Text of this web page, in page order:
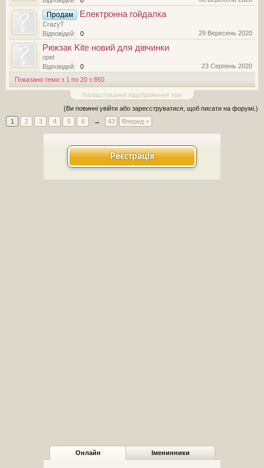
Продам Електронна гойдалка
CrazyT
Відповідей:
0 29 Вересень 2020
Рюкзак Kite новий для дівчинки
opel
Відповідей:
0
23 Серпень 2020
Показано теми з 1 по 20 з 850
Налаштування відображення тем
(Ви повинні увійти або зареєструватися, щоб писати на форумі.)
1
2 3 4 5 6 → 43 Вперед >
Реєстрація
Онлайн Іменинники